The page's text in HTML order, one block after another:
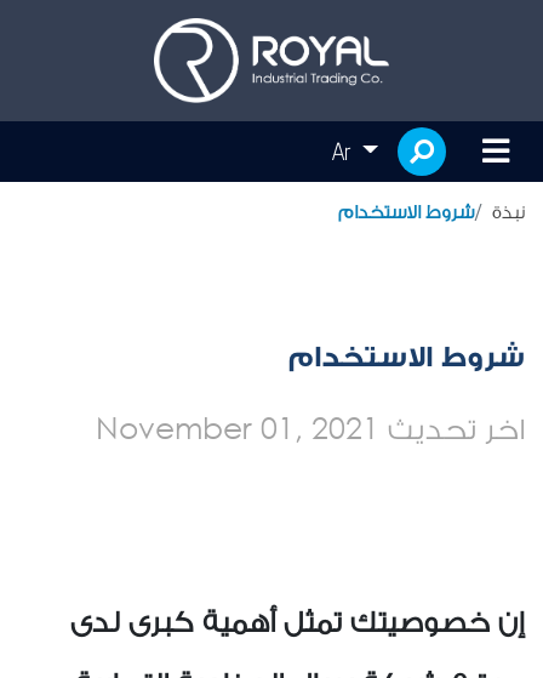
Ar
نبذة شروط الاستخدام
شروط الاستخدام
اخر تحديث November 01, 2021
إن خصوصيتك تمثل أهمية كبرى لدى